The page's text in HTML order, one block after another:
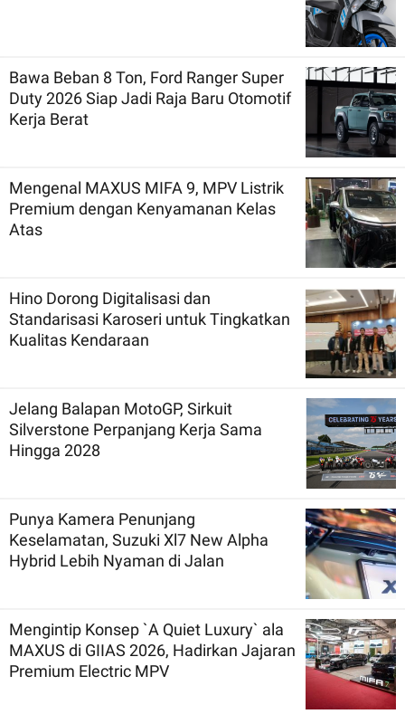
Bawa Beban 8 Ton, Ford Ranger Super
Duty 2026 Siap Jadi Raja Baru Otomotif
Kerja Berat
Mengenal MAXUS MIFA 9, MPV Listrik
Premium dengan Kenyamanan Kelas
Atas
Hino Dorong Digitalisasi dan
Standarisasi Karoseri untuk Tingkatkan
Kualitas Kendaraan
Jelang Balapan MotoGP, Sirkuit
Silverstone Perpanjang Kerja Sama
Hingga 2028
Punya Kamera Penunjang
Keselamatan, Suzuki Xl7 New Alpha
Hybrid Lebih Nyaman di Jalan
Mengintip Konsep `A Quiet Luxury` ala
MAXUS di GIIAS 2026, Hadirkan Jajaran
Premium Electric MPV